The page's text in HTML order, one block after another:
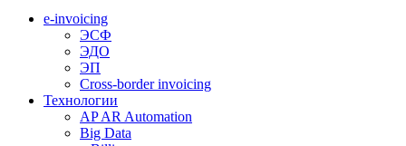
e-invoicing
ЭСФ
ЭДО
ЭП
Cross-border invoicing
Технологии
AP AR Automation
Big Data